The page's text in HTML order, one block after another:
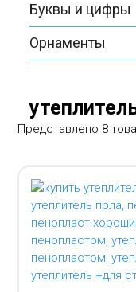
Представлено 8
Буквы и цифры
Орнаменты